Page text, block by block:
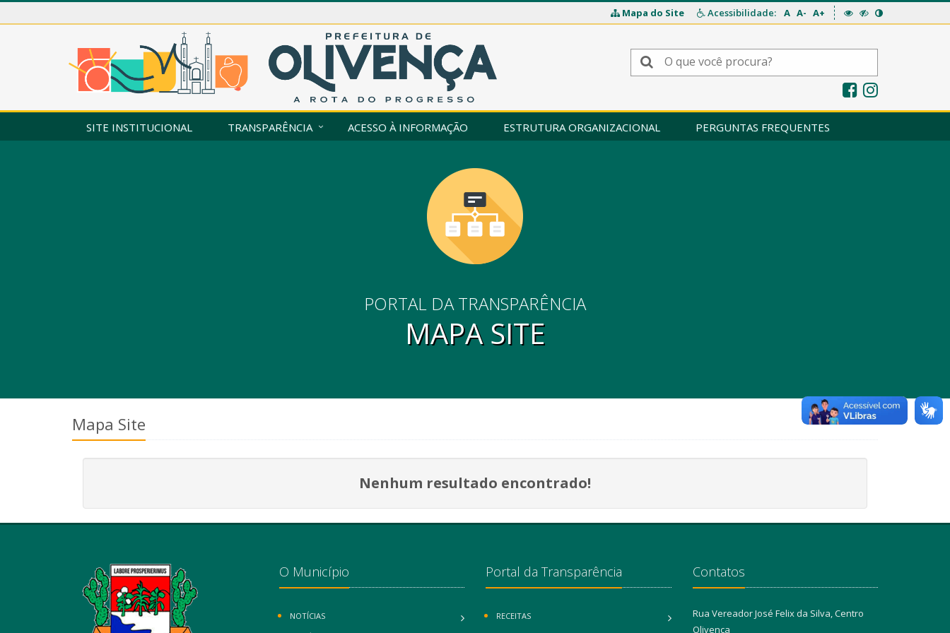
Mapa do Site Acessibilidade: A A- A+
SITE INSTITUCIONAL TRANSPARÊNCIA ACESSO À INFORMAÇÃO ESTRUTURA ORGANIZACIONAL PERGUNTAS FREQUENTES
PORTAL DA TRANSPARÊNCIA
MAPA SITE
Mapa Site
Nenhum resultado encontrado!
O Município
NOTÍCIAS
Portal da Transparência
RECEITAS
Contatos
Rua Vereador José Felix da Silva, Centro
Olivença